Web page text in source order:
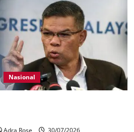
Nasional